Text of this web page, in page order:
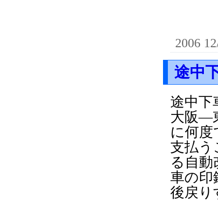
2006
途中
途中下
大阪―
に何
支払う
る自
車の印
後戻り